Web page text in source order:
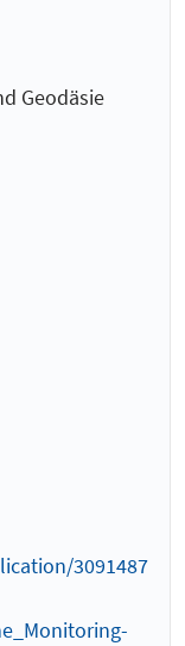
Geodäsie
3091487